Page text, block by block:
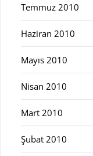
Temmuz 2010
Haziran 2010
Mayıs 2010
Nisan 2010
Mart 2010
Şubat 2010